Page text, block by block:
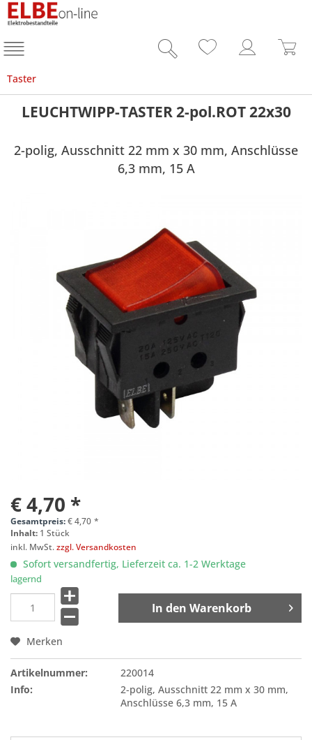
Taster
LEUCHTWIPP-TASTER 2-pol.ROT 22x30
2-polig, Ausschnitt 22 mm x 30 mm, Anschlüsse
6,3 mm, 15 A
€ 4,70 *
Gesamtpreis:€4,70 *
Inhalt: 1 Stück
inkl. MwSt.zzgl. Versandkosten
Sofort versandfertig, Lieferzeit ca. 1-2 Werktage
lagernd
In den Warenkorb
Merken
Artikelnummer:
220014
Info:
2-polig, Ausschnitt 22 mm x 30 mm,
Anschlüsse 6,3 mm, 15 A